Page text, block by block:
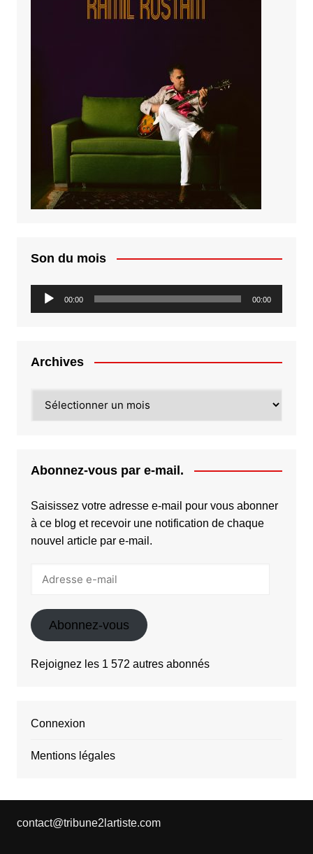
Son du mois
Lecteur
audio
00:00 00:00
Archives
Abonnez-vous par e-mail.
Saisissez votre adresse e-mail pour vous abonner
à ce blog et recevoir une notification de chaque
nouvel article par e-mail.
Abonnez-vous
Rejoignez les 1 572 autres abonnés
Connexion
Mentions légales
contact@tribune2lartiste.com